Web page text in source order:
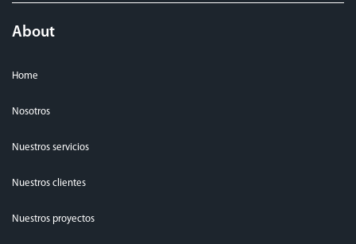
About
Home
Nosotros
Nuestros servicios
Nuestros clientes
Nuestros proyectos